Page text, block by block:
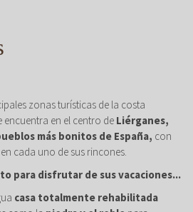
zonas turísticas de la costa
en el centro de Liérganes,
más bonitos de España, con
cada uno de sus rincones.
para disfrutar de sus vacaciones...
casa totalmente rehabilitada